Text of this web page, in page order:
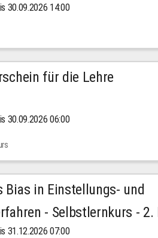
30.09.2026 14:00
für die Lehre
30.09.2026 06:00
Bias in Einstellungs- und
- Selbstlernkurs - 2.
31.12.2026 07:00